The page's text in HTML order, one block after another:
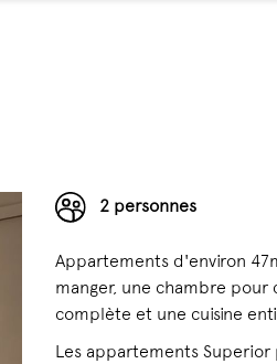
2 personnes
Appartements d'environ
manger, une chambre pour
complète et une cuisine
Les appartements Superior